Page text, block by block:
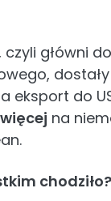
czyli główni
dostały
eksport do
na
chodziło?